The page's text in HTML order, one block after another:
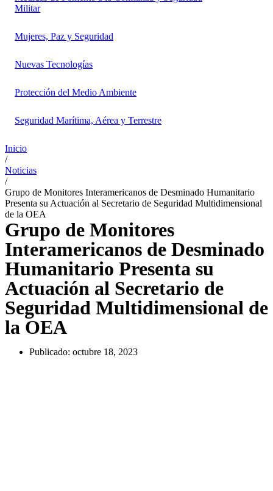
Militar
Mujeres, Paz y Seguridad
Nuevas Tecnologías
Protección del Medio Ambiente
Seguridad Marítima, Aérea y Terrestre
Inicio
/
Noticias
/
Grupo de Monitores Interamericanos de Desminado Humanitario
Presenta su Actuación al Secretario de Seguridad Multidimensional
de la OEA
Grupo de Monitores
Interamericanos de Desminado
Humanitario Presenta su
Actuación al Secretario de
Seguridad Multidimensional de
la OEA
Publicado: octubre 18, 2023